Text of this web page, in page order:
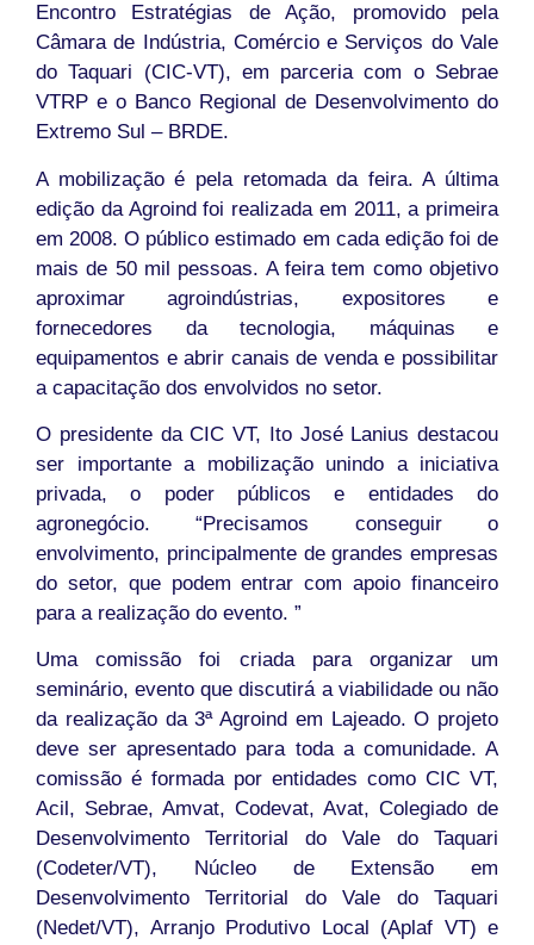
Encontro Estratégias de Ação, promovido pela
Câmara de Indústria, Comércio e Serviços do Vale
do Taquari (CIC-VT), em parceria com o Sebrae
VTRP e o Banco Regional de Desenvolvimento do
Extremo Sul – BRDE.
A mobilização é pela retomada da feira. A última
edição da Agroind foi realizada em 2011, a primeira
em 2008. O público estimado em cada edição foi de
mais de 50 mil pessoas. A feira tem como objetivo
aproximar agroindústrias, expositores e
fornecedores da tecnologia, máquinas e
equipamentos e abrir canais de venda e possibilitar
a capacitação dos envolvidos no setor.
O presidente da CIC VT, Ito José Lanius destacou
ser importante a mobilização unindo a iniciativa
privada, o poder públicos e entidades do
agronegócio. “Precisamos conseguir o
envolvimento, principalmente de grandes empresas
do setor, que podem entrar com apoio financeiro
para a realização do evento. ”
Uma comissão foi criada para organizar um
seminário, evento que discutirá a viabilidade ou não
da realização da 3ª Agroind em Lajeado. O projeto
deve ser apresentado para toda a comunidade. A
comissão é formada por entidades como CIC VT,
Acil, Sebrae, Amvat, Codevat, Avat, Colegiado de
Desenvolvimento Territorial do Vale do Taquari
(Codeter/VT), Núcleo de Extensão em
Desenvolvimento Territorial do Vale do Taquari
(Nedet/VT), Arranjo Produtivo Local (Aplaf VT) e